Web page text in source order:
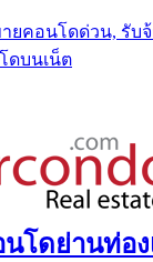
ยคอนโดด่วน, รับจ้
ดบนเน็ต
โดย่านท่อ